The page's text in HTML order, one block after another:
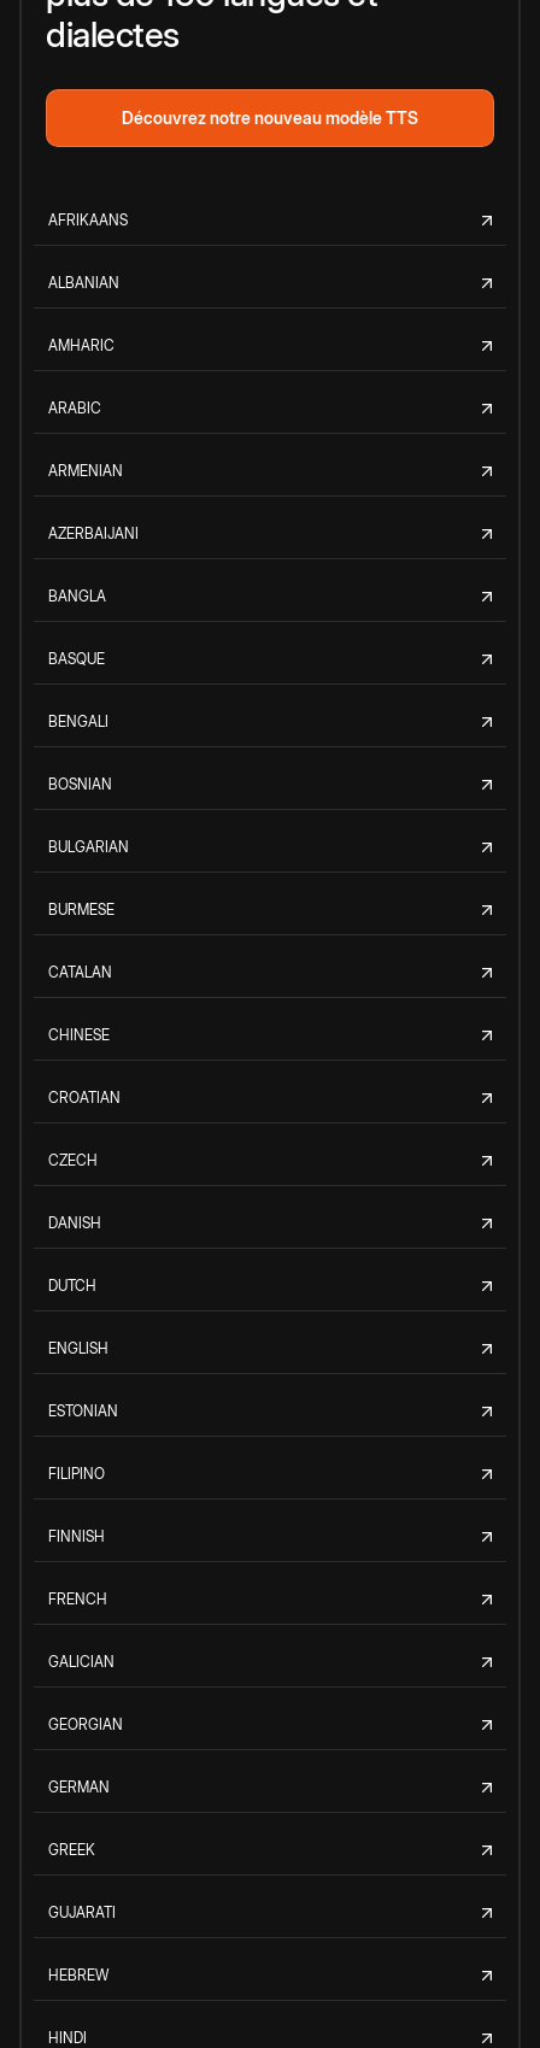
dialectes
Découvrez notre nouveau modèle TTS
AFRIKAANS
ALBANIAN
AMHARIC
ARABIC
ARMENIAN
AZERBAIJANI
BANGLA
BASQUE
BENGALI
BOSNIAN
BULGARIAN
BURMESE
CATALAN
CHINESE
CROATIAN
CZECH
DANISH
DUTCH
ENGLISH
ESTONIAN
FILIPINO
FINNISH
FRENCH
GALICIAN
GEORGIAN
GERMAN
GREEK
GUJARATI
HEBREW
HINDI